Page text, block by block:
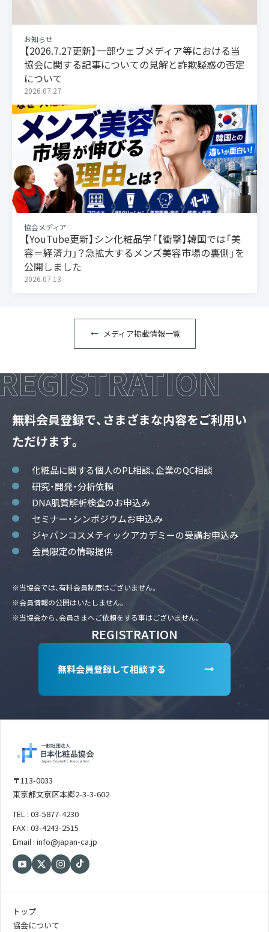
お知らせ
【2026.7.27更新】一部ウェブメディア等における当
協会に関する記事についての見解と詐欺疑惑の否定
について
2026.07.27
協会メディア
【YouTube更新】シン化粧品学「【衝撃】韓国では「美
容＝経済力」？急拡大するメンズ美容市場の裏側」を
公開しました
2026.07.13
メディア掲載情報一覧
無料会員登録で、さまざまな内容をご利用い
ただけます。
化粧品に関する個人のPL相談、企業のQC相談
研究・開発・分析依頼
DNA肌質解析検査のお申込み
セミナー・シンポジウムお申込み
ジャパンコスメティックアカデミーの受講お申込み
会員限定の情報提供
※当協会では、有料会員制度はございません。
※会員情報の公開はいたしません。
※当協会から、会員さまへご依頼をする事はございません。
REGISTRATION
無料会員登録して相談する
〒113-0033
東京都文京区本郷2-3-3-602
TEL : 03-5877-4230
FAX : 03-4243-2515
Email : info@japan-ca.jp
トップ
協会について